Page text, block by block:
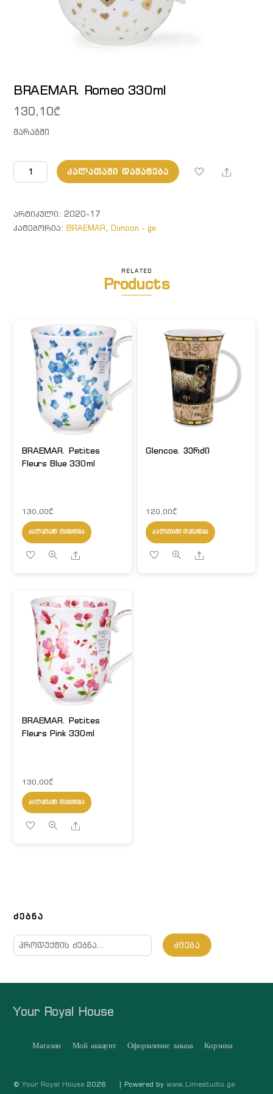
BRAEMAR. Romeo 330ml
130,10₾
მარაგში
რაოდენობა:
BRAEMAR.
330ml
ᲙᲐᲚᲐᲗᲐᲨᲘ ᲓᲐᲛᲐᲢᲔᲑᲐ Share
ᲐᲠᲢᲘᲙᲣᲚᲘ:2020-17
ᲙᲐᲢᲔᲒᲝᲠᲘᲐ:BRAEMAR,Dunoon - ge
RELATED
Products
BRAEMAR. Petites
Fleurs Blue 330ml
130,00₾
ᲙᲐᲚᲐᲗᲐᲨᲘ ᲓᲐᲛᲐᲢᲔᲑᲐ
Share
Glencoe. ვერძი
120,00₾
ᲙᲐᲚᲐᲗᲐᲨᲘ ᲓᲐᲛᲐᲢᲔᲑᲐ
Share
BRAEMAR. Petites
Fleurs Pink 330ml
130,00₾
ᲙᲐᲚᲐᲗᲐᲨᲘ ᲓᲐᲛᲐᲢᲔᲑᲐ
Share
ᲫᲔᲑᲜᲐ
ძებნა:
ᲫᲘᲔᲑᲐ
Your Royal House
Магазин Мой аккаунт Оформление заказа Корзина
©Your Royal House 2026 | Powered by www.Limestudio.ge